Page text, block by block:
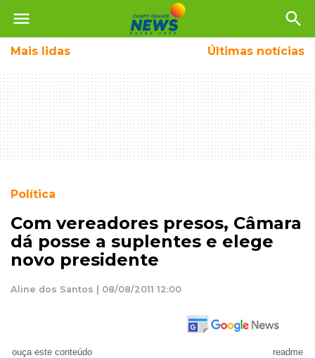
menu search
Mais lidas Últimas notícias
Política
Com vereadores presos, Câmara
dá posse a suplentes e elege
novo presidente
Aline dos Santos | 08/08/2011 12:00
ouça este conteúdo readme